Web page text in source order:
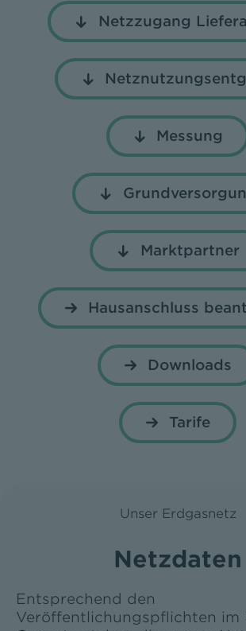
Netzzugang
Messung
Marktpartner
Hausanschluss
Downloads
Tarife
Unser Erdgasnetz
Netzdaten
Entsprechend den
Veröffentlichungspflichten im